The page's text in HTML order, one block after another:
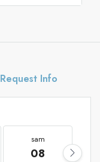
Request Info
sam
08